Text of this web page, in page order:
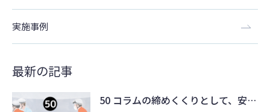
実施事例
最新の記事
50 コラムの締めくくりとして、安…